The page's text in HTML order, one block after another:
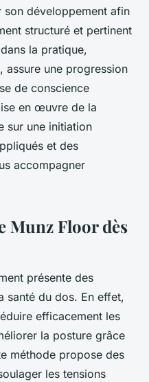
son développement afin
structuré et pertinent
la pratique,
assure une progression
de conscience
en œuvre de la
sur une initiation
et des
accompagner
Munz Floor dès
présente des
santé du dos. En effet,
efficacement les
la posture grâce
méthode propose des
les tensions